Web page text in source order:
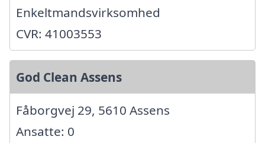
Enkeltmandsvirksomhed
CVR: 41003553
God Clean Assens
Fåborgvej 29, 5610 Assens
Ansatte: 0